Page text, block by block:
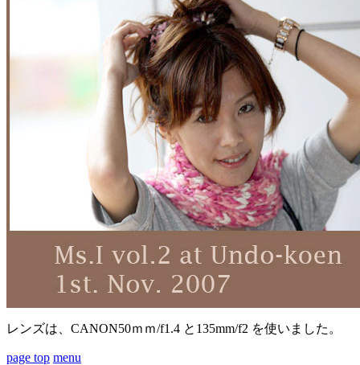
レンズは、CANON50ｍｍ/f1.4 と135mm/f2 を使いました。
page top menu